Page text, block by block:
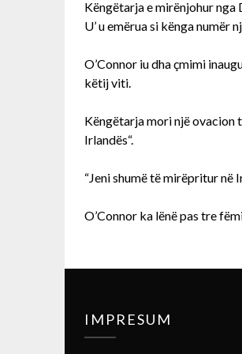
Këngëtarja e mirënjohur nga
U’ u emërua si kënga
O’Connor iu dha çmimi
këtij viti.
Këngëtarja mori një ovacion
Irlandës“.
“Jeni shumë të mirëpritur në
O’Connor ka lënë pas tre
IMPRESUM